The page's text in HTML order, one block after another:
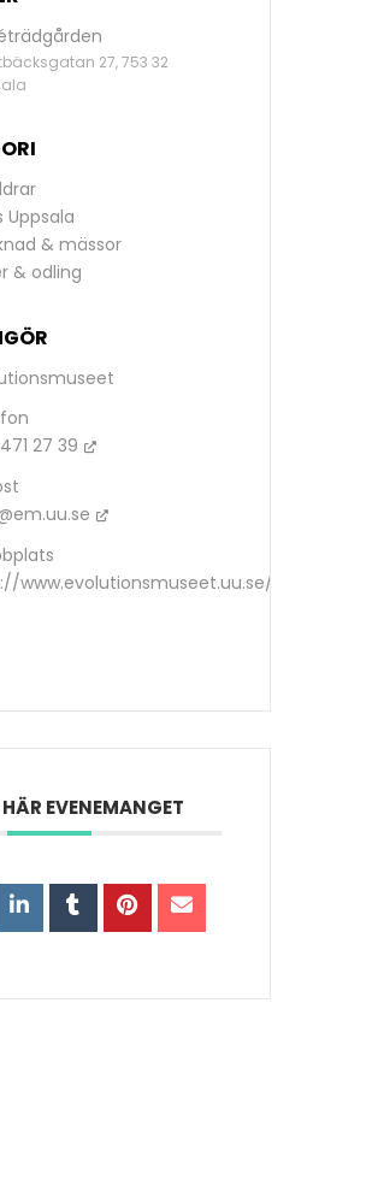
27, 753 32
Uppsala
& mässor
& odling
27 39
www.evolutionsmuseet.uu.se/
HÄR EVENEMANGET